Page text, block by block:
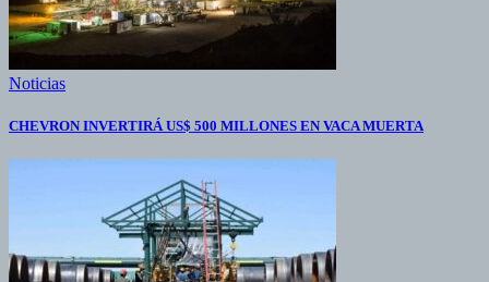
Noticias
CHEVRON INVERTIRÁ US$ 500 MILLONES EN VACA MUERTA